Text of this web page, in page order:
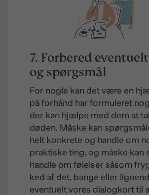
7. Forbered
og spørgsmål
For nogle kan det være en
på forhånd har formuleret
der kan hjælpe med dem at
døden. Måske kan
helt konkrete og handle om
praktiske ting, og måske kan
handle om følelser såsom
ked af det, bange eller
eventuelt vores dialogkort til